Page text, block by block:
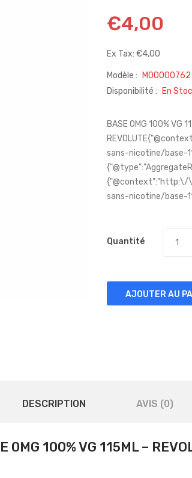
€4,00
Ex Tax: €4,00
Modèle :
M00000762
Disponibilité :
En
BASE 0MG 100% VG
sans-nicotine/base-
{"@context":"http:\/
sans-nicotine/base-
Quantité
AJOUTER AU
DESCRIPTION AVIS (0)
0MG 100% VG 115ML –